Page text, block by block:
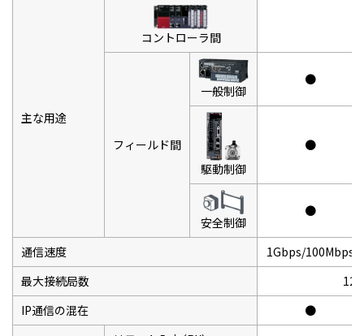
主な用途
コントローラ間
フィールド間
一般制御
●
駆動制御
●
安全制御
●
通信速度
1Gbps/100Mbps
最大接続局数
IP通信の混在
●